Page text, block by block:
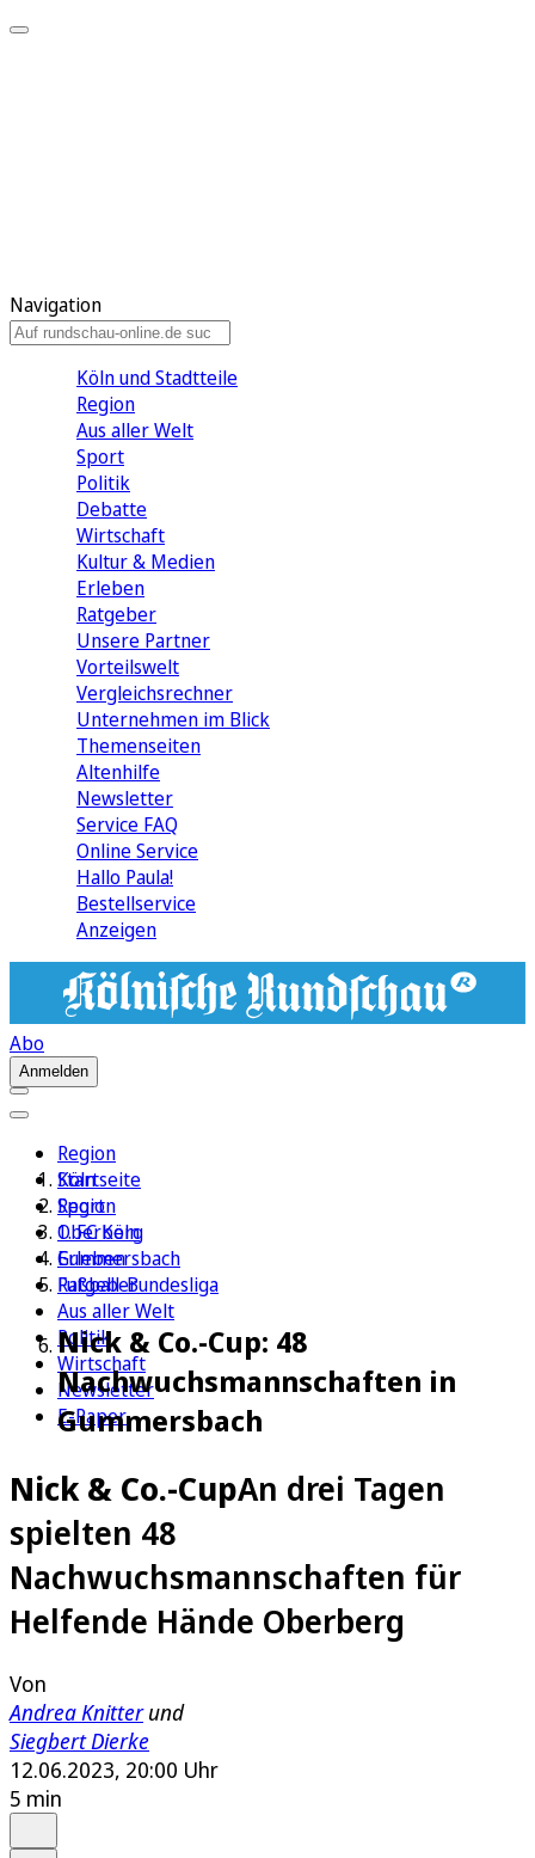
Navigation
Köln und Stadtteile
Region
Aus aller Welt
Sport
Politik
Debatte
Wirtschaft
Kultur & Medien
Erleben
Ratgeber
Unsere Partner
Vorteilswelt
Vergleichsrechner
Unternehmen im Blick
Themenseiten
Altenhilfe
Newsletter
Service FAQ
Online Service
Hallo Paula!
Bestellservice
Anzeigen
Abo
Anmelden
Region
Köln
Sport
1. FC Köln
Erleben
Ratgeber
Aus aller Welt
Politik
Wirtschaft
Newsletter
E-Paper
Startseite
Region
Oberberg
Gummersbach
Fußball-Bundesliga
Nick & Co.-Cup: 48
Nachwuchsmannschaften in
Gummersbach
Nick & Co.-CupAn drei Tagen
spielten 48
Nachwuchsmannschaften für
Helfende Hände Oberberg
Von
Andrea Knitterund
Siegbert Dierke
12.06.2023, 20:00 Uhr
5 min